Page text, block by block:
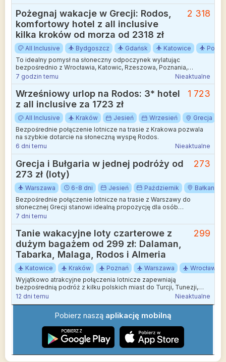
Pożegnaj wakacje w Grecji: Rodos,
komfortowy hotel z all inclusive
kilka kroków od morza od 2318 zł
2 318
All Inclusive Bydgoszcz Gdańsk Katowice
To idealny pomysł na słoneczny odpoczynek wylatując
bezpośrednio z Wrocławia, Katowic, Rzeszowa, Poznania,
Bydgoszczy, Gdańska lub Warszawy.
7 godzin temu Nieaktualne
Wrześniowy urlop na Rodos: 3* hotel
z all inclusive za 1723 zł
1 723
All Inclusive Kraków Jesień Wrzesień
Grecja
Bezpośrednie połączenie lotnicze na trasie z Krakowa pozwala
na szybkie dotarcie na słoneczną wyspę Rodos.
6 dni temu
Nieaktualne
Grecja i Bułgaria w jednej podróży od
273 zł (loty)
273
Warszawa 6-8 dni Jesień Październik
Bałkany
Bezpośrednie połączenie lotnicze na trasie z Warszawy do
słonecznej Grecji stanowi idealną propozycję dla osób
planujących jesienny wypoczynek nad Morzem Egejskim. Rejsy
dotarcie do celu bez konieczności uciążliwych przesiadek.
7 dni temu
Tanie wakacyjne loty czarterowe z
dużym bagażem od 299 zł: Dalaman,
Tabarka, Malaga, Rodos i Almeria
299
Katowice Kraków Poznań Warszawa
Wrocław
Wyjątkowo atrakcyjne połączenia lotnicze zapewniają
bezpośrednią podróż z kilku polskich miast do Turcji, Tunezji,
Grecji i Hiszpanii.
12 dni temu Nieaktualne
Pobierz naszą aplikację mobilną